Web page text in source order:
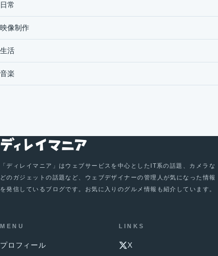
日常
映像制作
生活
音楽
「ディレイマニア」はウェブサービスを中心としたIT系の話題、カメラな
どのガジェットの話題など、ウェブデザイナーの管理人が気になった情報
を発信しているブログです。お気に入りのグルメ情報も紹介しています。
MENU
プロフィール
LINKS
X